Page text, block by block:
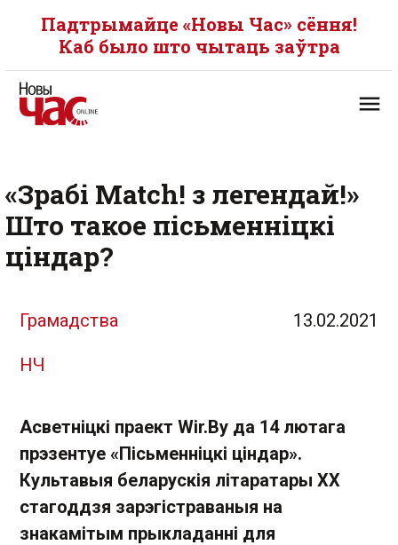
Падтрымайце «Новы Час» сёння!
Каб было што чытаць заўтра
«Зрабі Match! з легендай!»
Што такое пісьменніцкі
ціндар?
Грамадства 13.02.2021
НЧ
Асветніцкі праект Wir.By да 14 лютага
прэзентуе «Пісьменніцкі ціндар».
Культавыя беларускія літаратары ХХ
стагоддзя зарэгістраваныя на
знакамітым прыкладанні для